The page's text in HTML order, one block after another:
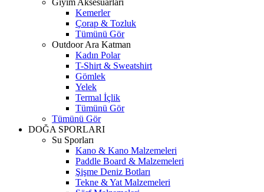
Giyim Aksesuarları
Kemerler
Çorap & Tozluk
Tümünü Gör
Outdoor Ara Katman
Kadın Polar
T-Shirt & Sweatshirt
Gömlek
Yelek
Termal İçlik
Tümünü Gör
Tümünü Gör
DOĞA SPORLARI
Su Sporları
Kano & Kano Malzemeleri
Paddle Board & Malzemeleri
Şişme Deniz Botları
Tekne & Yat Malzemeleri